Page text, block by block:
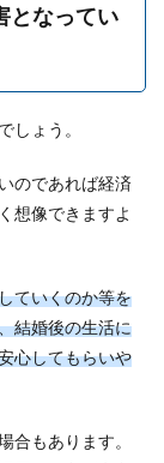
ストテーブルやマ
介
となってい
しょう。
のであれば経済
想像できますよ
ていくのか等を
結婚後の生活に
心してもらいや
合もあります。